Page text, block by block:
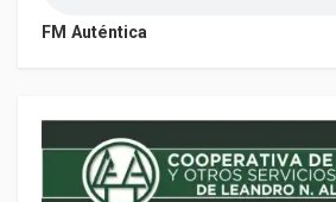
FM Auténtica